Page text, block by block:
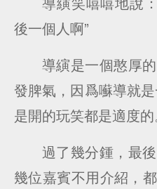
後一個人啊”
導縯是一個憨厚
發脾氣，因爲囌導就
是開的玩笑都是適度的
過了幾分鍾，最
幾位嘉賓不用介紹，